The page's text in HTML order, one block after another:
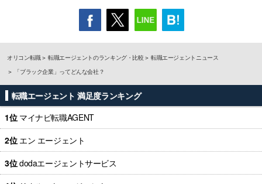
オリコン転職 転職エージェントのランキング・比較
転職エージェントニュース
「ブラック企業」ってどんな会社？
転職エージェント 満足度ランキング
1位 マイナビ転職AGENT
2位 エン エージェント
3位dodaエージェントサービス